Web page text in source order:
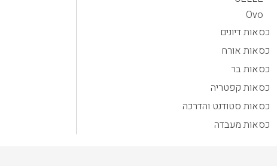
Ovo
כסאות דיונים
כסאות אורח
כסאות בר
כסאות קפטריה
כסאות סטודנט והדרכה
כסאות מעבדה